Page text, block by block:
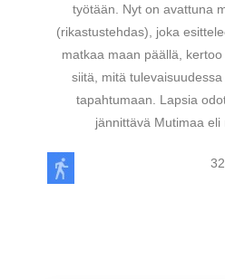
työtään. Nyt on avattuna
(rikastustehdas), joka
matkaa maan päällä,
siitä, mitä
tapahtumaan. Lapsia
jännittävä Mutimaa eli